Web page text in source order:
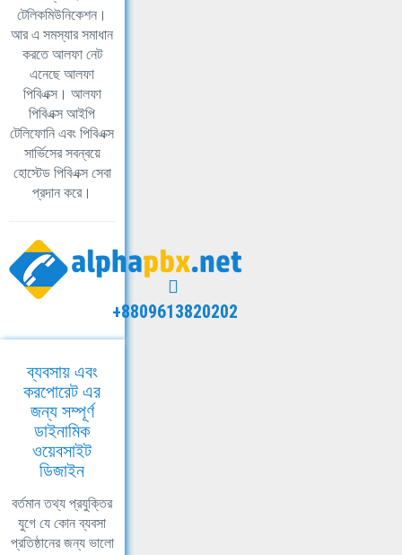
টেলিকমিউনিকেশন।
আর এ সমস্যার সমাধান
করতে আলফা নেট
এনেছে আলফা
পিবিএক্স। আলফা
পিবিএক্স আইপি
টেলিফোনি এবং পিবিএক্স
সার্ভিসের সবন্বয়ে
হোস্টেড পিবিএক্স সেবা
প্রদান করে।
+8809613820202
ব্যবসায় এবং
করপোরেট এর
জন্য সম্পূর্ণ
ডাইনামিক
ওয়েবসাইট
ডিজাইন
বর্তমান তথ্য প্রযুক্তির
যুগে যে কোন ব্যবসা
প্রতিষ্ঠানের জন্য ভালো